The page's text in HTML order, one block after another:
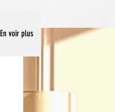
En voir plus